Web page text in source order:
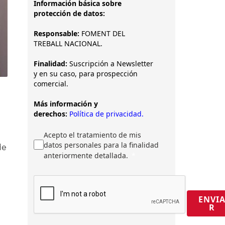
Información básica sobre
protección de datos:
Responsable: FOMENT DEL
TREBALL NACIONAL.
Finalidad: Suscripción a Newsletter
y en su caso, para prospección
comercial.
Más información y
derechos: Política de privacidad.
Acepto el tratamiento de mis
datos personales para la finalidad
anteriormente detallada.
ENVIA
R